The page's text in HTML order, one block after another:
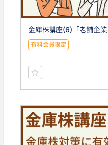
金庫株講座(6)「老舗企業
有料会員限定